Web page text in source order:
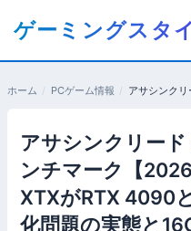
ツ
ゲーミングスタ
ホーム PCゲーム情報
アサシンクリー
ンチマーク【
XTXがRTX 4090
化問題の実態と